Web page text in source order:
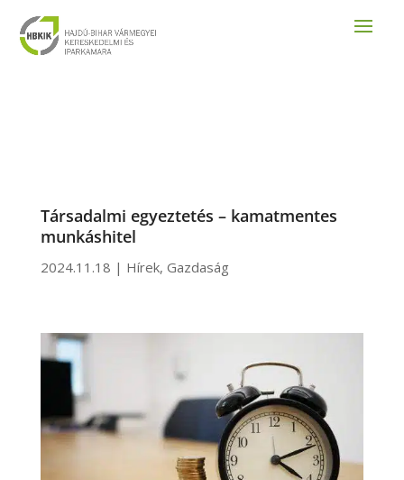
Társadalmi egyeztetés – kamatmentes
munkáshitel
2024.11.18 | Hírek, Gazdaság